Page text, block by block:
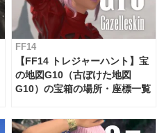
FF14
【FF14 トレジャーハント】宝
の地図G10（古ぼけた地図
G10）の宝箱の場所・座標一覧